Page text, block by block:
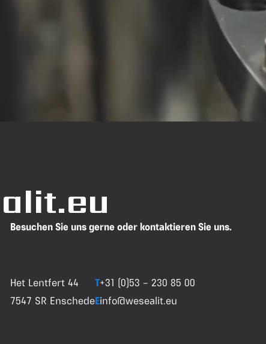
Besuchen Sie uns gerne oder kontaktieren Sie uns.
Het Lentfert 44
7547 SR Enschede
T+31 (0)53 – 230 85 00
Einfo@wesealit.eu